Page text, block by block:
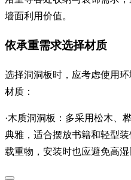
墙面利用价值。
依承重需求选择材质
选择洞洞板时，应考虑使用
材质：
·木质洞洞板：多采用松木、
典雅，适合摆放书籍和轻型
载重物，安装时也应避免高湿